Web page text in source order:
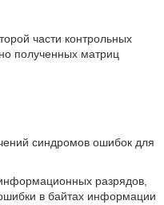
части контрольных
полученных матриц
синдромов ошибок для
разрядов,
в байтах информации